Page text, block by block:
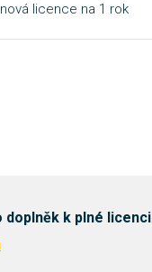
licence na 1 rok
doplněk k plné licenci